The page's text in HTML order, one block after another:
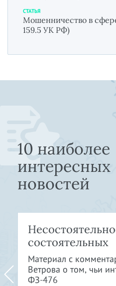
СТАТЬЯ
Мошенничество в
159.5 УК РФ)
10 наиболее
интересных
новостей
состоятельных
Материал с
Ветрова о том, чьи
ФЗ-476